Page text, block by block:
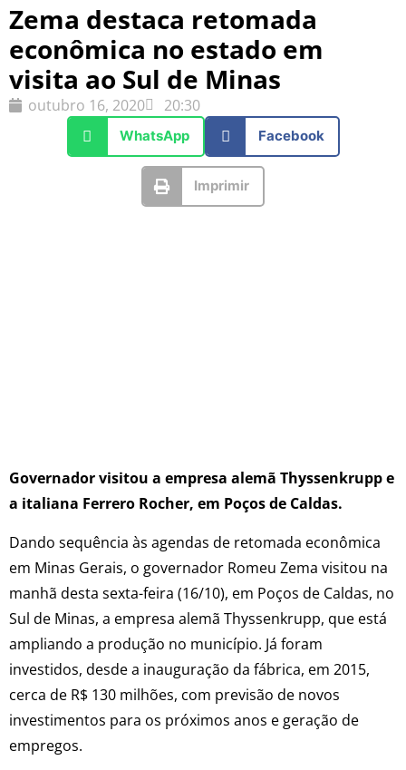
Zema destaca retomada
econômica no estado em
visita ao Sul de Minas
outubro 16, 2020 20:30
WhatsApp Facebook
Imprimir
Governador visitou a empresa alemã Thyssenkrupp e
a italiana Ferrero Rocher, em Poços de Caldas.
Dando sequência às agendas de retomada econômica
em Minas Gerais, o governador Romeu Zema visitou na
manhã desta sexta-feira (16/10), em Poços de Caldas, no
Sul de Minas, a empresa alemã Thyssenkrupp, que está
ampliando a produção no município. Já foram
investidos, desde a inauguração da fábrica, em 2015,
cerca de R$ 130 milhões, com previsão de novos
investimentos para os próximos anos e geração de
empregos.